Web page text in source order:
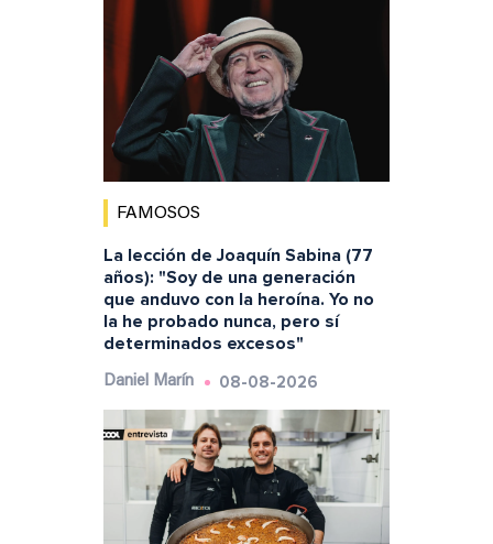
FAMOSOS
La lección de Joaquín Sabina (77
años): "Soy de una generación
que anduvo con la heroína. Yo no
la he probado nunca, pero sí
determinados excesos"
Daniel Marín 08-08-2026